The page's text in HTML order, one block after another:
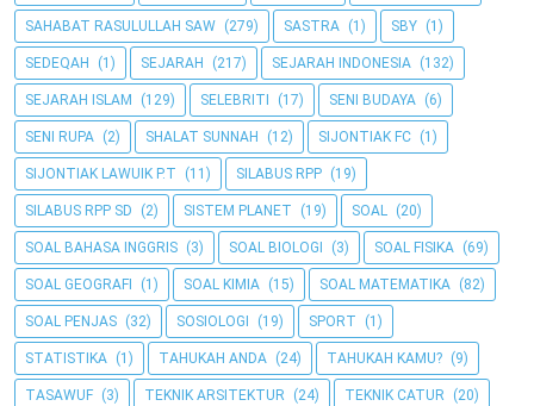
SAHABAT RASULULLAH SAW (279) SASTRA (1) SBY (1)
SEDEQAH (1) SEJARAH (217) SEJARAH INDONESIA (132)
SEJARAH ISLAM (129) SELEBRITI (17) SENI BUDAYA (6)
SENI RUPA (2) SHALAT SUNNAH (12) SIJONTIAK FC (1)
SIJONTIAK LAWUIK P.T (11) SILABUS RPP (19)
SILABUS RPP SD (2) SISTEM PLANET (19) SOAL (20)
SOAL BAHASA INGGRIS (3) SOAL BIOLOGI (3) SOAL FISIKA (69)
SOAL GEOGRAFI (1) SOAL KIMIA (15) SOAL MATEMATIKA (82)
SOAL PENJAS (32) SOSIOLOGI (19) SPORT (1)
STATISTIKA (1) TAHUKAH ANDA (24) TAHUKAH KAMU? (9)
TASAWUF (3) TEKNIK ARSITEKTUR (24) TEKNIK CATUR (20)